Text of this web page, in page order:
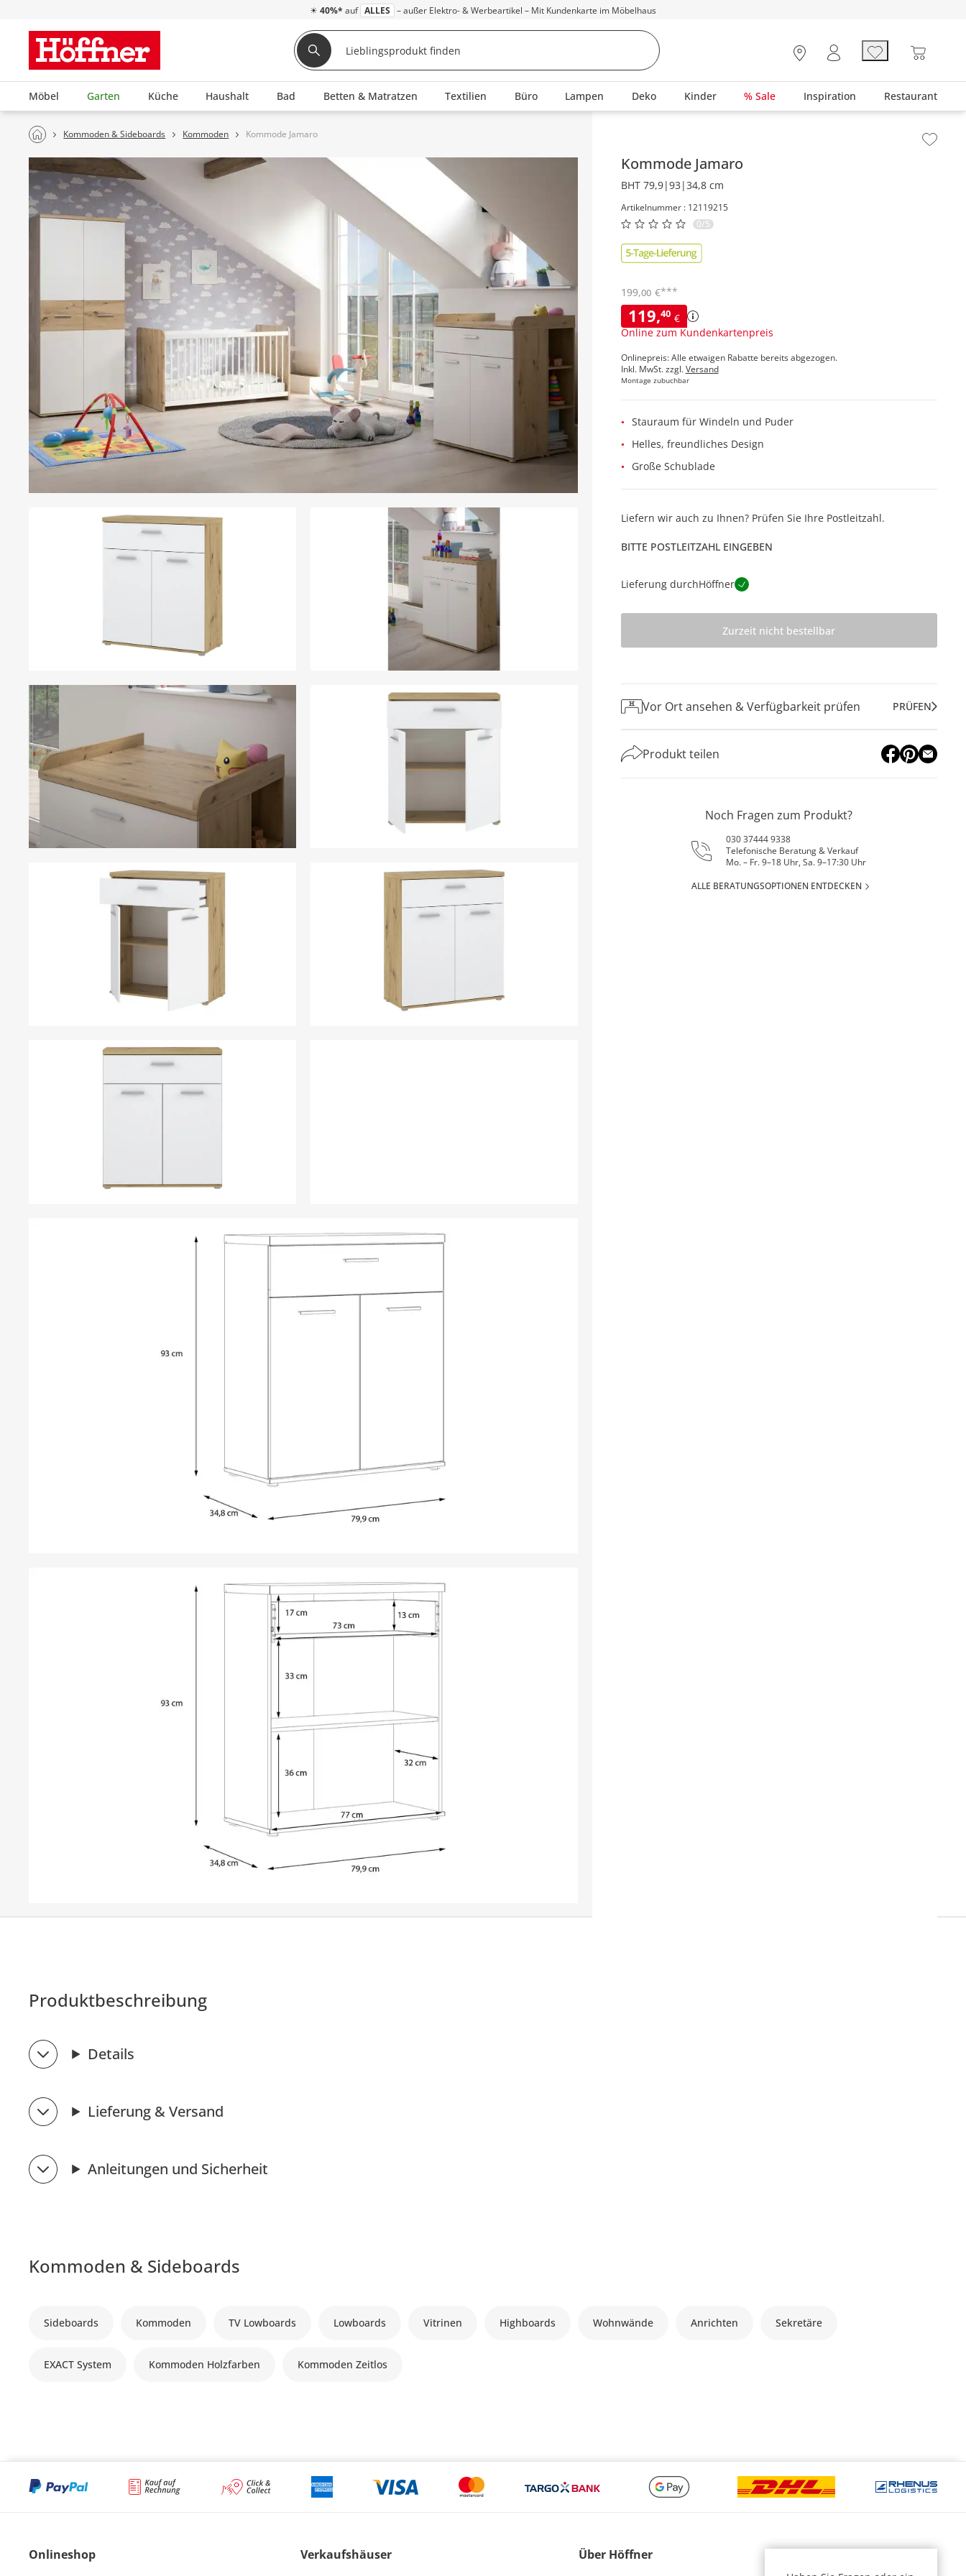
☀ 40%* auf ALLES – außer Elektro- & Werbeartikel – Mit Kundenkarte im Möbelhaus
Möbel Garten Küche Haushalt Bad Betten & Matratzen Textilien Büro Lampen Deko Kinder % Sale Inspiration Restaurant
Kommoden & Sideboards Kommoden Kommode Jamaro
Kommode Jamaro
BHT 79,9|93|34,8 cm
Artikelnummer : 12119215
0/5
119,40 €
Online zum Kundenkartenpreis
199,00 €***
Onlinepreis: Alle etwaigen Rabatte bereits abgezogen.
Inkl. MwSt. zzgl.Versand
Montage zubuchbar
Stauraum für Windeln und Puder
Helles, freundliches Design
Große Schublade
Liefern wir auch zu Ihnen? Prüfen Sie Ihre Postleitzahl.
BITTE POSTLEITZAHL EINGEBEN
Lieferung durchHöffner
Zurzeit nicht bestellbar
Vor Ort ansehen & Verfügbarkeit prüfen PRÜFEN
Produkt teilen
Noch Fragen zum Produkt?
030 37444 9338
Telefonische Beratung & Verkauf
Mo. – Fr. 9–18 Uhr, Sa. 9–17:30 Uhr
ALLE BERATUNGSOPTIONEN ENTDECKEN
Produktbeschreibung
Details
Lieferung & Versand
Anleitungen und Sicherheit
Kommoden & Sideboards
Sideboards Kommoden TV Lowboards Lowboards Vitrinen Highboards Wohnwände Anrichten Sekretäre
EXACT System Kommoden Holzfarben Kommoden Zeitlos
Onlineshop Verkaufshäuser Über Höffner